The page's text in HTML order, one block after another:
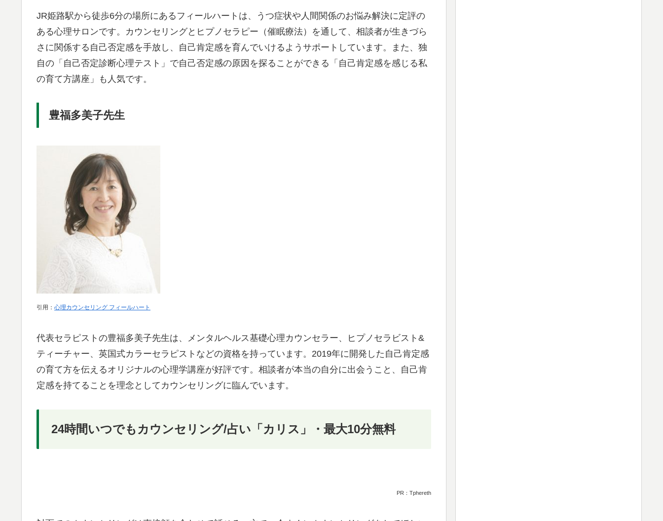
JR姫路駅から徒歩6分の場所にあるフィールハートは、うつ症状や人間関係のお悩み解決に定評の
ある心理サロンです。カウンセリングとヒプノセラピー（催眠療法）を通して、相談者が生きづら
さに関係する自己否定感を手放し、自己肯定感を育んでいけるようサポートしています。また、独
自の「自己否定診断心理テスト」で自己否定感の原因を探ることができる「自己肯定感を感じる私
の育て方講座」も人気です。
豊福多美子先生
引用： 心理カウンセリング フィールハート
代表セラピストの豊福多美子先生は、メンタルヘルス基礎心理カウンセラー、ヒプノセラビスト&
ティーチャー、英国式カラーセラピストなどの資格を持っています。2019年に開発した自己肯定感
の育て方を伝えるオリジナルの心理学講座が好評です。相談者が本当の自分に出会うこと、自己肯
定感を持てることを理念としてカウンセリングに臨んでいます。
24時間いつでもカウンセリング/占い「カリス」・最大10分無料
PR：Tphereth